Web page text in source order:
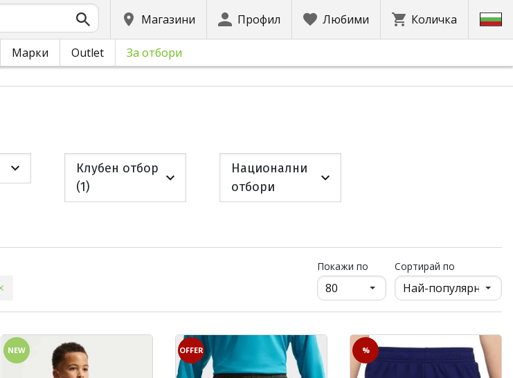
Магазини Профил Любими Количка
Марки Outlet За отбори
Клубен отбор
(1)
Национални
отбори
Покажи по продукти на страница
Сортирай по
NEW OFFER %